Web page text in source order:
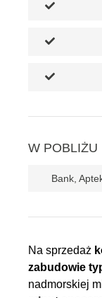
W POBLIŻU
Bank,
Na sprzedaż
zabudowie
nadmorskiej